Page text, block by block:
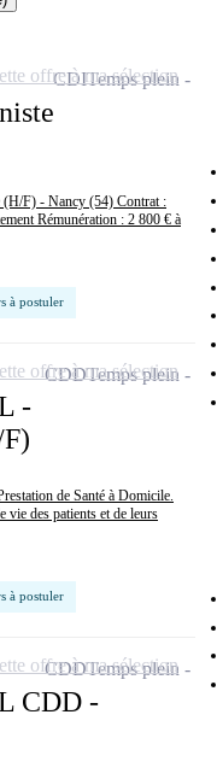
F) - Nancy (54) Contrat :
Rémunération : 2 800 € à
à postuler
CDITemps plein
offre à ma sélection
-
de Santé à Domicile.
vie des patients et de leurs
à postuler
CDDTemps plein
offre à ma sélection
CDD -
CDDTemps plein
offre à ma sélection